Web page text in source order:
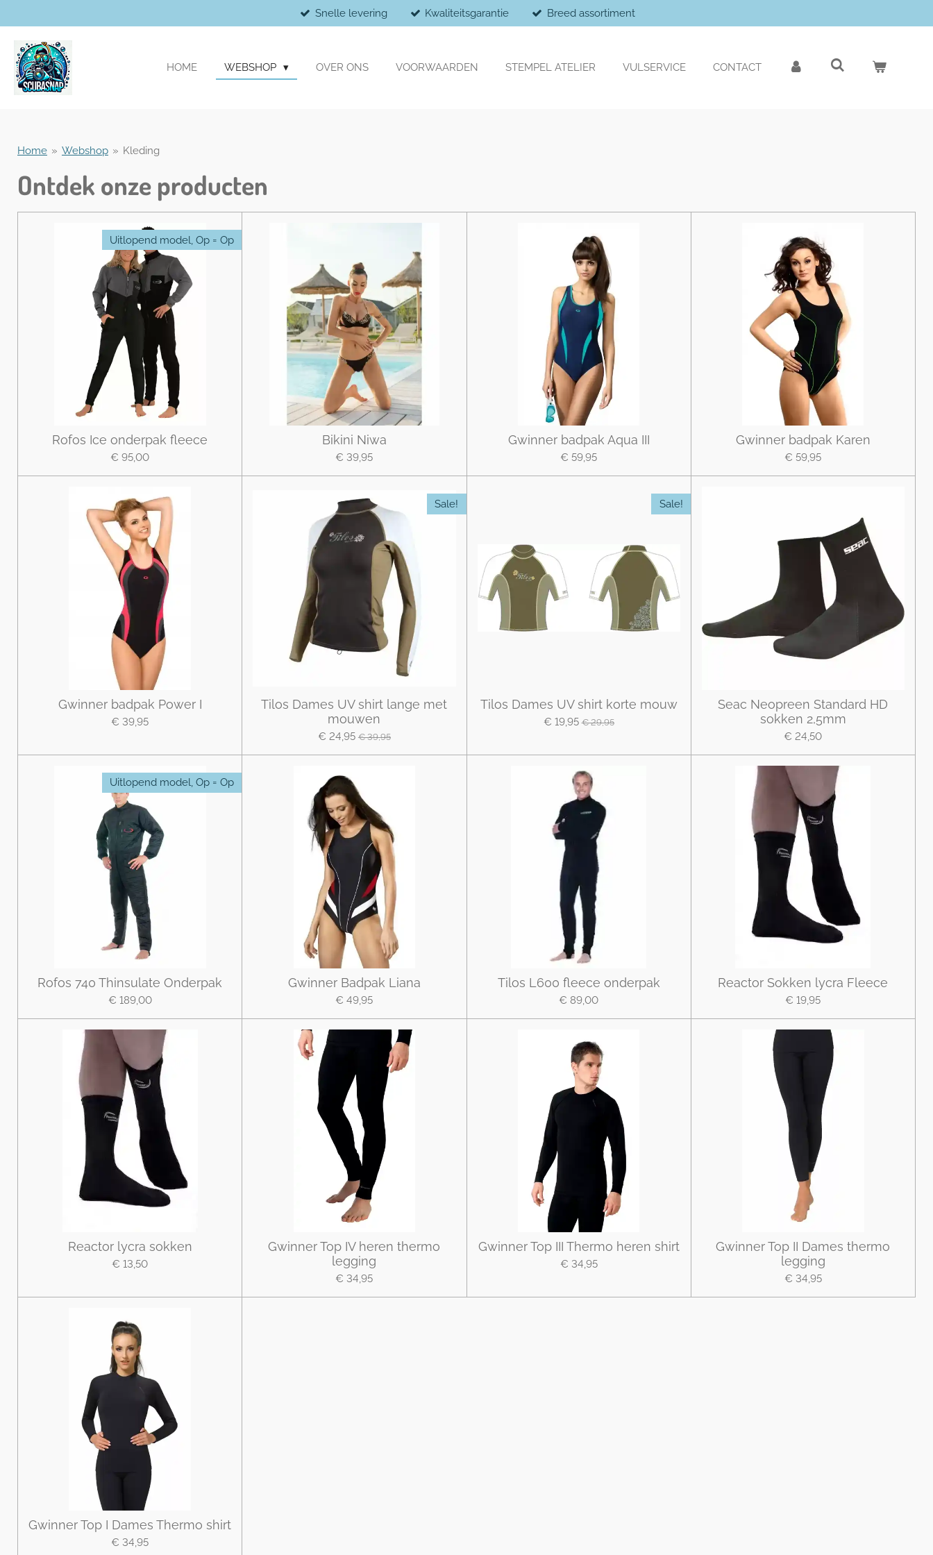
direct
naar
de
hoofdinhoud
Snelle levering Kwaliteitsgarantie Breed assortiment
HOME WEBSHOP OVER ONS VOORWAARDEN STEMPEL ATELIER VULSERVICE CONTACT
Home » Webshop » Kleding
Ontdek onze producten
Uitlopend model, Op = Op
Rofos Ice onderpak fleece
€ 95,00
Bikini Niwa
€ 39,95
Gwinner badpak Aqua III
€ 59,95
Gwinner badpak Karen
€ 59,95
Gwinner badpak Power I
€ 39,95
Sale!
Tilos Dames UV shirt lange met
mouwen
€ 24,95 € 39,95
Sale!
Tilos Dames UV shirt korte mouw
€ 19,95 € 29,95
Seac Neopreen Standard HD
sokken 2,5mm
€ 24,50
Uitlopend model, Op = Op
Rofos 740 Thinsulate Onderpak
€ 189,00
Gwinner Badpak Liana
€ 49,95
Tilos L600 fleece onderpak
€ 89,00
Reactor Sokken lycra Fleece
€ 19,95
Reactor lycra sokken
€ 13,50
Gwinner Top IV heren thermo
legging
€ 34,95
Gwinner Top III Thermo heren shirt
€ 34,95
Gwinner Top II Dames thermo
legging
€ 34,95
Gwinner Top I Dames Thermo shirt
€ 34,95